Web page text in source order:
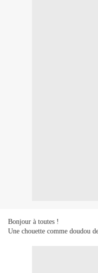
Bonjour à toutes !
Une chouette comme doudou